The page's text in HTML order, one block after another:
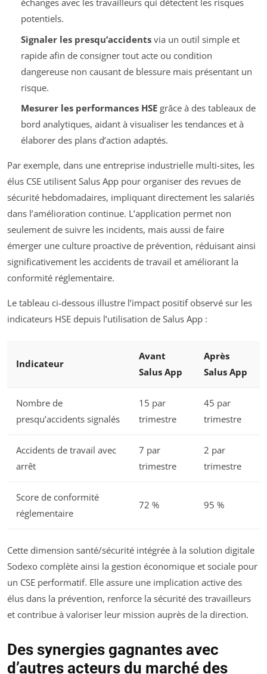
échanges avec les travailleurs qui détectent les risques
potentiels.
Signaler les presqu’accidentsvia un outil simple et
rapide afin de consigner tout acte ou condition
dangereuse non causant de blessure mais présentant un
risque.
Mesurer les performances HSEgrâce à des tableaux de
bord analytiques, aidant à visualiser les tendances et à
élaborer des plans d’action adaptés.
Par exemple, dans une entreprise industrielle multi-sites, les
élus CSE utilisent Salus App pour organiser des revues de
sécurité hebdomadaires, impliquant directement les salariés
dans l’amélioration continue. L’application permet non
seulement de suivre les incidents, mais aussi de faire
émerger une culture proactive de prévention, réduisant ainsi
significativement les accidents de travail et améliorant la
conformité réglementaire.
Le tableau ci-dessous illustre l’impact positif observé sur les
indicateurs HSE depuis l’utilisation de Salus App :
Indicateur
Avant
Salus App
Après
Salus App
Nombre de
presqu’accidents signalés
15 par
trimestre
45 par
trimestre
Accidents de travail avec
arrêt
7 par
trimestre
2 par
trimestre
Score de conformité
réglementaire
72 % 95 %
Cette dimension santé/sécurité intégrée à la solution digitale
Sodexo complète ainsi la gestion économique et sociale pour
un CSE performatif. Elle assure une implication active des
élus dans la prévention, renforce la sécurité des travailleurs
et contribue à valoriser leur mission auprès de la direction.
Des synergies gagnantes avec
d’autres acteurs du marché des